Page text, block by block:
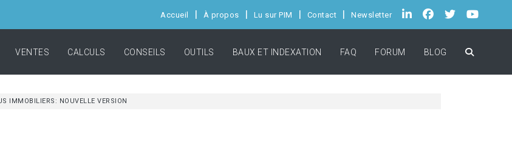
Accueil À propos Lu sur PIM Contact Newsletter
VENTES CALCULS CONSEILS OUTILS BAUX ET INDEXATION FAQ FORUM BLOG
IMMOBILIERS: NOUVELLE VERSION